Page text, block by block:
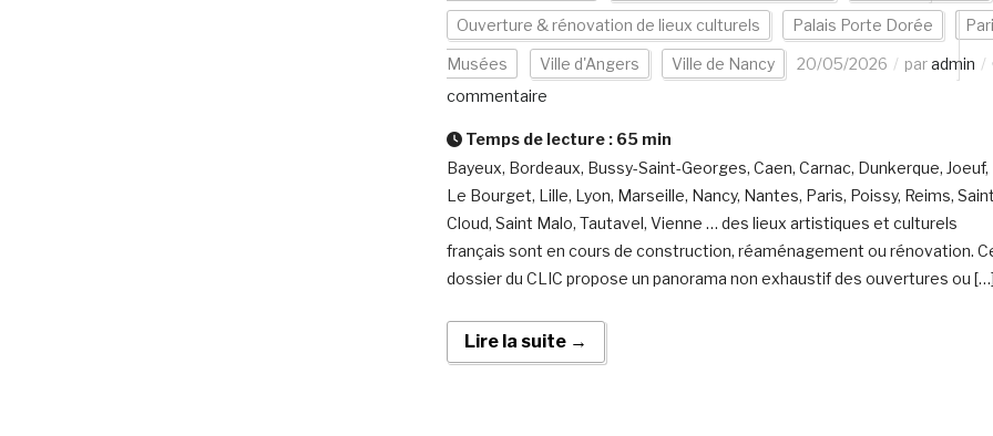
Ouverture & rénovation de lieux culturels Palais Porte Dorée
Musées Ville d'Angers Ville de Nancy 20/05/2026 paradmin
commentaire
Temps de lecture : 65 min
Bayeux, Bordeaux, Bussy-Saint-Georges, Caen, Carnac, Dunkerque, Joeuf,
Le Bourget, Lille, Lyon, Marseille, Nancy, Nantes, Paris, Poissy, Reims,
Cloud, Saint Malo, Tautavel, Vienne … des lieux artistiques et culturels
français sont en cours de construction, réaménagement ou rénovation.
dossier du CLIC propose un panorama non exhaustif des ouvertures ou
Lire la suite →